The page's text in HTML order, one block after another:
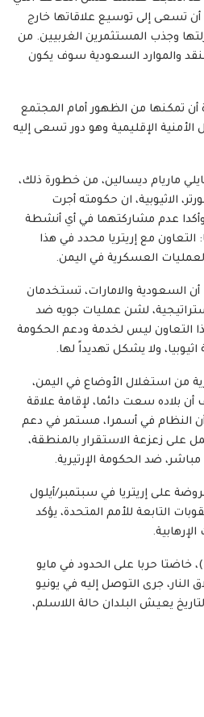
تسعى إلى توسيع علاقاتها خارج
وجذب المستثمرين الغربيين. من
والموارد السعودية سوف يكون
أن تمكنها من الظهور أمام المجتمع
الأمنية الإقليمية وهو دور تسعى إليه
ماريام ديسالين، من خطورة ذلك،
الاثيوبية، ان حكومته أجرت
عدم مشاركتهما في أي أنشطة
مع إريتريا محدد في هذا
العسكرية في اليمن.
السعودية والامارات، تستخدمان
لشن عمليات جويه ضد
التعاون ليس لخدمة ودعم الحكومة
اثيوبيا، ولا يشكل تهديداً لها.
من استغلال الأوضاع في اليمن،
أن بلاده سعت دائما، لإقامة علاقة
أن النظام في أسمرا، مستمر في دعم
على زعزعة الاستقرار بالمنطقة،
ضد الحكومة الإرتيرية.
على إريتريا في سبتمبر/أيلول
التابعة للأمم المتحدة، يؤكد
خاضتا حربا على الحدود في مايو
النار، جرى التوصل إليه في يونيو
التاريخ يعيش البلدان حالة اللاسلم،